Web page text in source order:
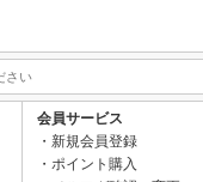
会員サービス
新規会員登録
ポイント購入